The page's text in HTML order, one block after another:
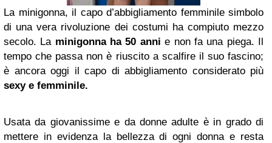
La minigonna, il capo d’abbigliamento femminile simbolo
di una vera rivoluzione dei costumi ha compiuto mezzo
secolo. La minigonna ha 50 anni e non fa una piega. Il
tempo che passa non è riuscito a scalfire il suo fascino;
è ancora oggi il capo di abbigliamento considerato più
sexy e femminile.
Usata da giovanissime e da donne adulte è in grado di
mettere in evidenza la bellezza di ogni donna e resta